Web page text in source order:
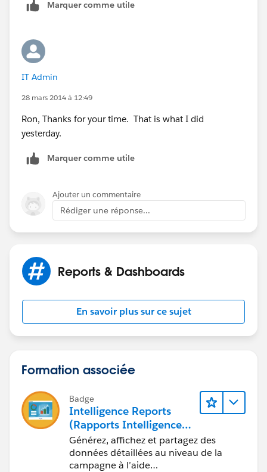
8500
06/15/15
006C000000nppNU
8500
06/15/15
006C000000nppNU
8500
300
37500
06/10/15
300
37500
06/10/15
006C000000mTLje
Marquer comme utile
IT Admin
28 mars 2014 à 12:49
Ron, Thanks for your time. That is what I did
yesterday.
Marquer comme utile
Ajouter un commentaire
Rédiger une réponse...
Reports & Dashboards
En savoir plus sur ce sujet
Formation associée
Badge
Intelligence Reports
(Rapports Intelligence)
pour Engagement
Générez, affichez et partagez des
données détaillées au niveau de la
campagne à l’aide